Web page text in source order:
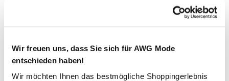
Wir freuen uns, dass Sie sich für AWG Mode
entschieden haben!
Wir möchten Ihnen das bestmögliche Shoppingerlebnis
, 52% Viskose
Pflegehinweise